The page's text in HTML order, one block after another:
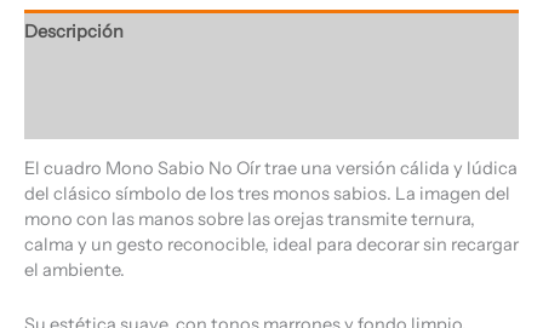
Descripción
El cuadro Mono Sabio No Oír trae una versión cálida y lúdica
del clásico símbolo de los tres monos sabios. La imagen del
mono con las manos sobre las orejas transmite ternura,
calma y un gesto reconocible, ideal para decorar sin recargar
el ambiente.